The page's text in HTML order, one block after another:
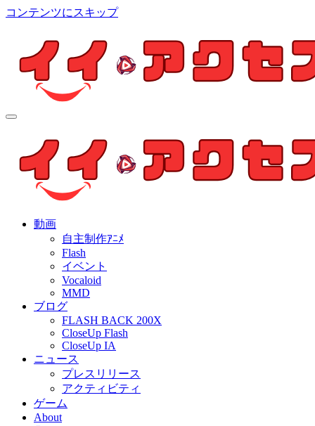
コンテンツにスキップ
個人制作アニメを中心とした動画紹介ブログ
動画
自主制作ｱﾆﾒ
Flash
イベント
Vocaloid
MMD
ブログ
FLASH BACK 200X
CloseUp Flash
CloseUp IA
ニュース
プレスリリース
アクティビティ
ゲーム
About